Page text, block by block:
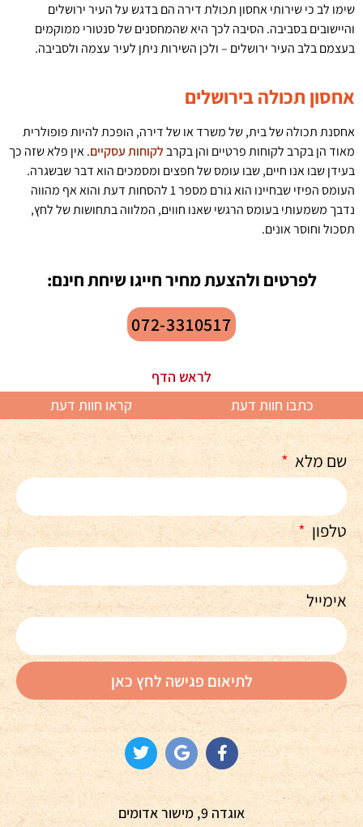
שימו לב כי שירותי אחסון תכולת דירה הם בדגש על העיר ירושלים
והיישובים בסביבה. הסיבה לכך היא שהמחסנים של סנטורי ממוקמים
בעצמם בלב העיר ירושלים – ולכן השירות ניתן לעיר עצמה ולסביבה.
אחסון תכולה בירושלים
אחסנת תכולה של בית, של משרד או של דירה, הופכת להיות פופולרית
מאוד הן בקרב לקוחות פרטיים והן בקרבלקוחות עסקיים. אין פלא שזה כך
בעידן שבו אנו חיים, שבו עומס של חפצים ומסמכים הוא דבר שבשגרה.
העומס הפיזי שבחיינו הוא גורם מספר 1 להסחות דעת והוא אף מהווה
נדבך משמעותי בעומס הרגשי שאנו חווים, המלווה בתחושות של לחץ,
תסכול וחוסר אונים.
לפרטים ולהצעת מחיר חייגו שיחת חינם:
072-3310517
לראש הדף
כתבו חוות דעת
קראו חוות דעת
שם מלא
טלפון
אימייל
לתיאום פגישה לחץ כאן
אוגדה 9, מישור אדומים